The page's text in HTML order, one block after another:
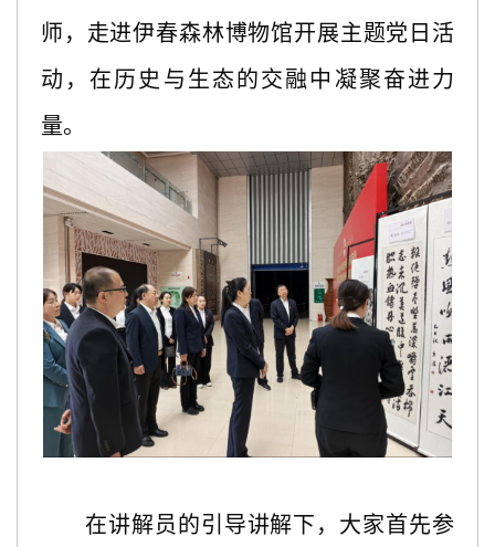
师，走进伊春森林博物馆开展主题党日 活
动，在历史与生态的交融 中 凝聚奋进力
量。
在讲解员的引导讲解下，大家首先参